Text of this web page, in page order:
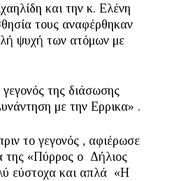
και την κ. Ελένη
τους αναφέρθηκαν
ψυχή των ατόμων με
της διάσωσης
με την Ερρικα» .
το γεγονός , αφιέρωσε
της «Πύρρος ο Δήλιος
εύστοχα και απλά «Η